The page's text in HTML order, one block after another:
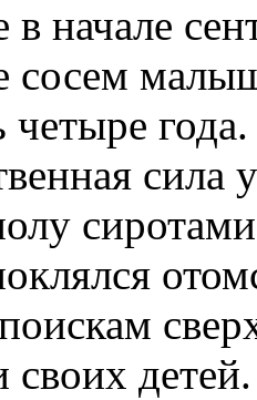
в начале
года.
сила
детей.